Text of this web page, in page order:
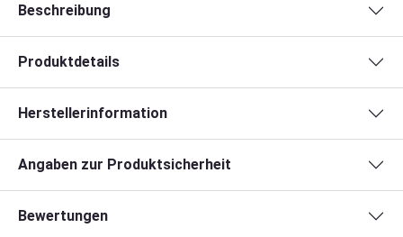
Beschreibung
Produktdetails
Herstellerinformation
Angaben zur Produktsicherheit
Bewertungen